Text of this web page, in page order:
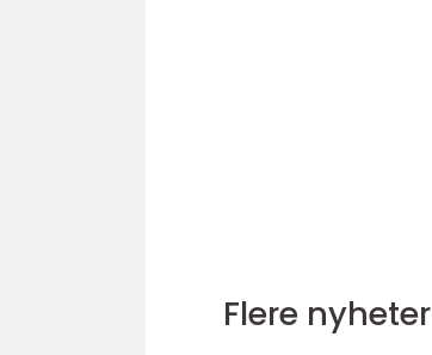
Flere nyheter